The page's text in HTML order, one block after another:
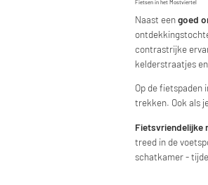
Fietsen in het Mostviertel
Naast eengoed
contrastrijke
kelderstraatjes
Op de fietspaden
trekken. Ook als
Fietsvriendelijke
treed in de
schatkamer -